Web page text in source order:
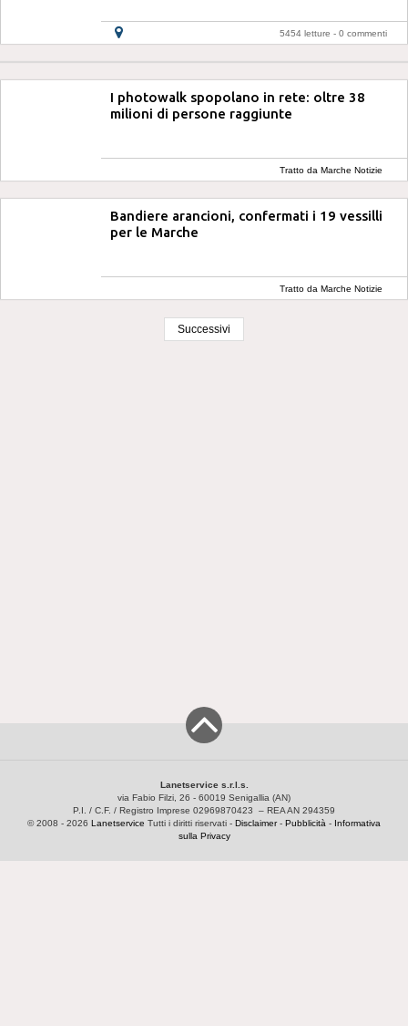
5454 letture - 0 commenti
I photowalk spopolano in rete: oltre 38
milioni di persone raggiunte
Tratto da Marche Notizie
Bandiere arancioni, confermati i 19 vessilli
per le Marche
Tratto da Marche Notizie
Successivi
Lanetservice s.r.l.s.
via Fabio Filzi, 26 - 60019 Senigallia (AN)
P.I. / C.F. / Registro Imprese 02969870423 – REA AN 294359
© 2008 - 2026 Lanetservice Tutti i diritti riservati - Disclaimer- Pubblicità - Informativa
sulla Privacy